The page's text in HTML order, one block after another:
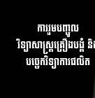
ការរួមបញ្ចូល
វិទ្យាសាស្រ្តគ្រឿងបង្គំ
បច្ចេកវិទ្យាការផលិត